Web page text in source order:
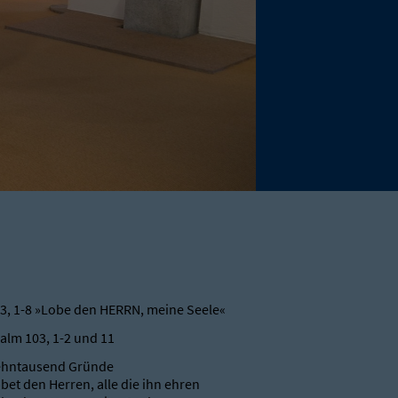
1-8 »Lobe den HERRN, meine Seele«
103, 1-2 und 11
Gründe
den Herren, alle die ihn ehren